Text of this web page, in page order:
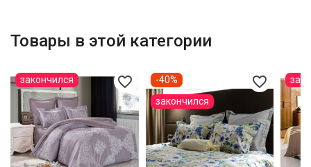
Товары в этой категории
favorite_border
закончился favorite_border
-40%
закончился